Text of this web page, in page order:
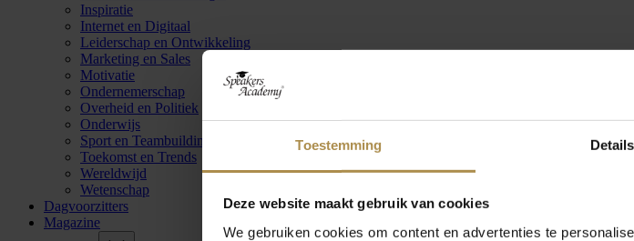
Toestemming Details
Deze website maakt gebruik van cookies
We gebruiken cookies om content en advertenties te
Inspiratie
Internet en Digitaal
Leiderschap en Ontwikkeling
Marketing en Sales
Motivatie
Ondernemerschap
Overheid en Politiek
Onderwijs
Sport en Teambuilding
Toekomst en Trends
Wereldwijd
Wetenschap
Dagvoorzitters
Magazine